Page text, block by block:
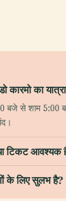
कारमो का
बजे से शाम 5:00
टिकट आवश्यक
के लिए सुलभ है?